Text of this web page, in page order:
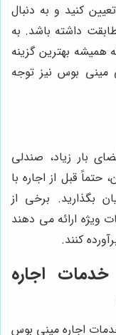
کنید و به دنبال
داشته باشد. به
همیشه بهترین گزینه
بوس نیز توجه
بار زیاد، صندلی
حتماً قبل از اجاره با
بگذارید. برخی از
ویژه ارائه می دهند
کنند.
اجاره
اجاره مینی بوس